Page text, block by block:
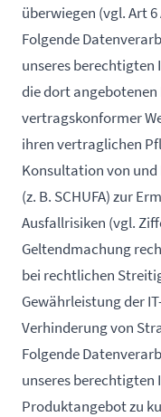
überwiegen (vgl. Art 6
Folgende
unseres berechtigten
die dort
vertragskonformer
ihren vertraglichen
Konsultation von
(z. B. SCHUFA) zur
Ausfallrisiken (vgl.
Geltendmachung
bei rechtlichen
Gewährleistung der
Verhinderung von
Folgende
unseres berechtigten
Produktangebot zu